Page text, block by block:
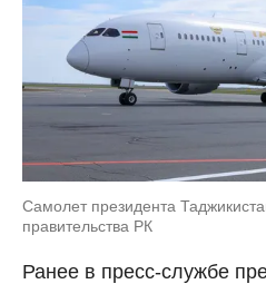
Самолет президента
правительства РК
Ранее в пресс-службе